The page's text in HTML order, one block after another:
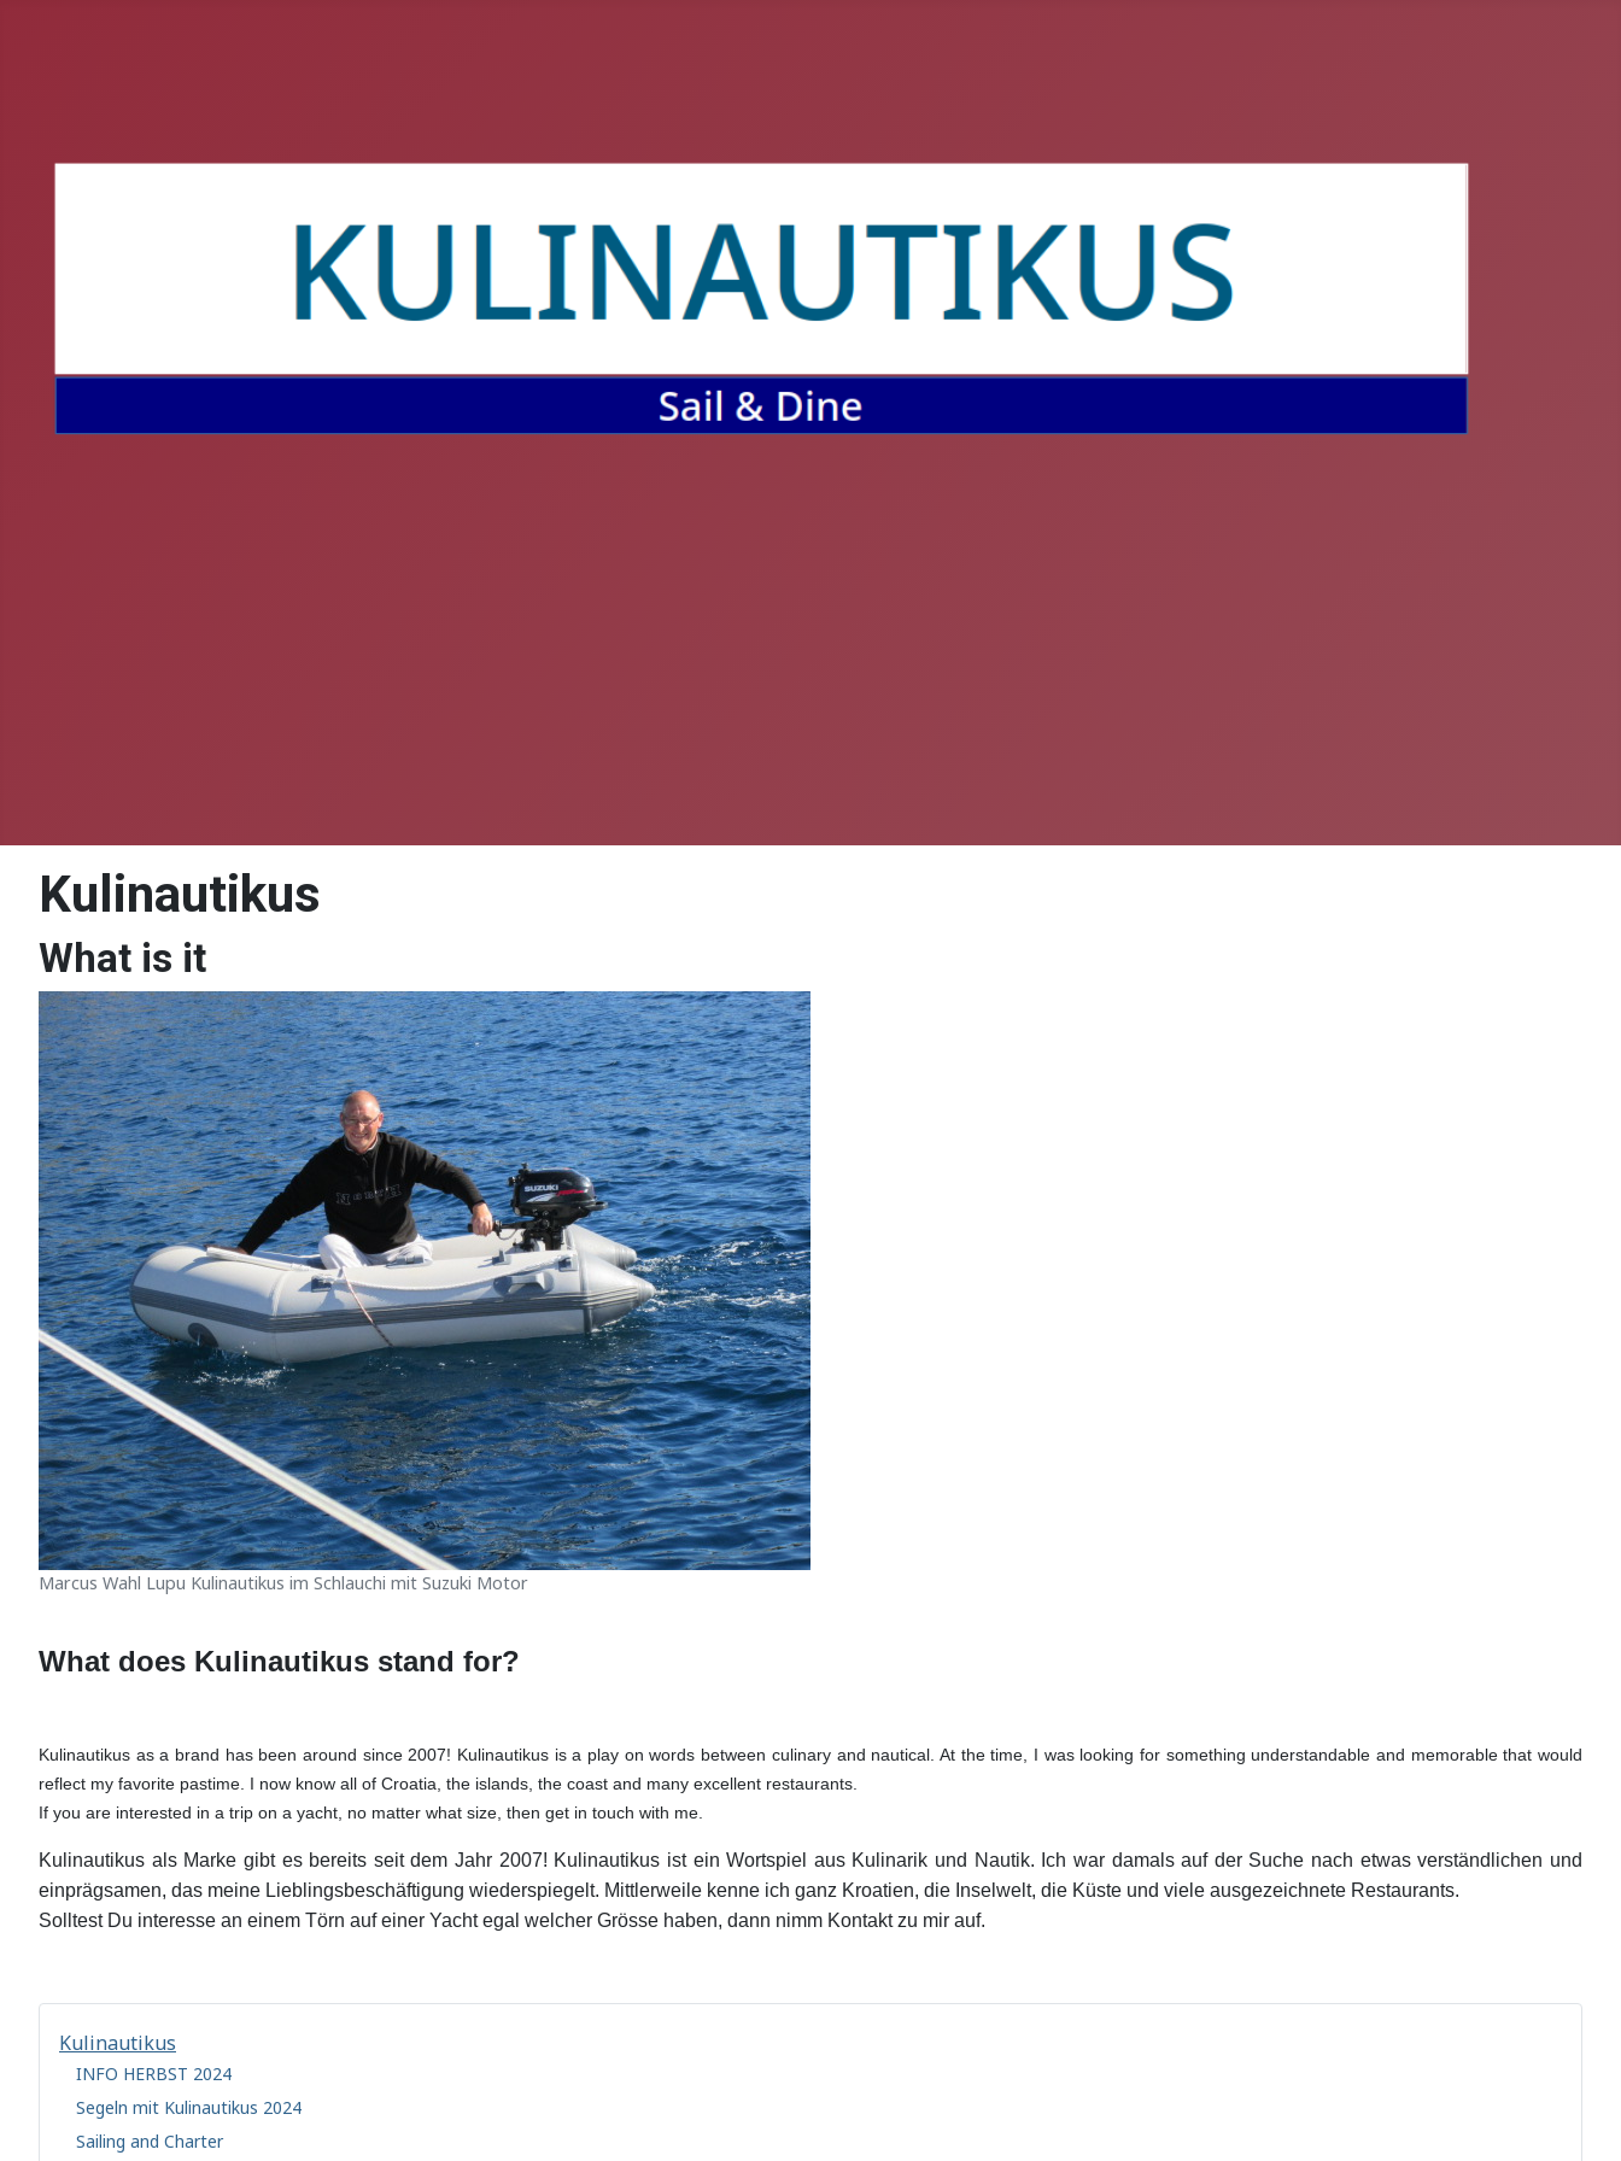
Kulinautikus
INFO HERBST 2024
Segeln mit Kulinautikus 2024
Sailing and Charter
Kulinautikus
What is it
Marcus Wahl Lupu Kulinautikus im Schlauchi mit Suzuki Motor
What does Kulinautikus stand for?
Kulinautikus as a brand has been around since 2007! Kulinautikus is a play on words between culinary and nautical. At the time, I was looking for something understandable and memorable that would
reflect my favorite pastime. I now know all of Croatia, the islands, the coast and many excellent restaurants.
If you are interested in a trip on a yacht, no matter what size, then get in touch with me.
Kulinautikus als Marke gibt es bereits seit dem Jahr 2007! Kulinautikus ist ein Wortspiel aus Kulinarik und Nautik. Ich war damals auf der Suche nach etwas verständlichen und
einprägsamen, das meine Lieblingsbeschäftigung wiederspiegelt. Mittlerweile kenne ich ganz Kroatien, die Inselwelt, die Küste und viele ausgezeichnete Restaurants.
Solltest Du interesse an einem Törn auf einer Yacht egal welcher Grösse haben, dann nimm Kontakt zu mir auf.